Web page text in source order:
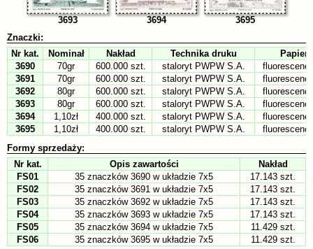
3693 3694
3695
Znaczki:
Nr kat.
Nominał Nakład Technika druku
Papier
3690
70gr 600.000 szt. staloryt PWPW S.A.
3691
70gr 600.000 szt. staloryt PWPW S.A.
3692
80gr 600.000 szt. staloryt PWPW S.A.
3693
80gr 600.000 szt. staloryt PWPW S.A.
3694
1,10zł 400.000 szt. staloryt PWPW S.A.
3695
1,10zł 400.000 szt. staloryt PWPW S.A.
Formy sprzedaży:
Nr kat.
Opis zawartości
Nakład
FS01
35 znaczków 3690 w układzie 7x5
17.143 szt.
FS02
35 znaczków 3691 w układzie 7x5
17.143 szt.
FS03
35 znaczków 3692 w układzie 7x5
17.143 szt.
FS04
35 znaczków 3693 w układzie 7x5
17.143 szt.
FS05
35 znaczków 3694 w układzie 7x5
11.429 szt.
FS06
35 znaczków 3695 w układzie 7x5
11.429 szt.